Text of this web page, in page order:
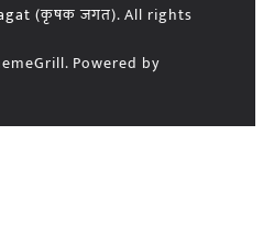
(कृषक जगत). All rights
Powered by